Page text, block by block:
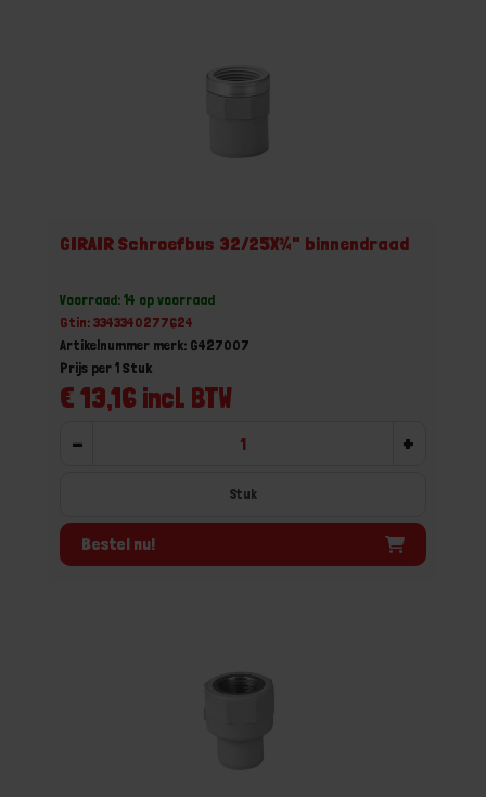
GIRAIR Schroefbus 32/25X¾" binnendraad
Voorraad: 14 op voorraad
Gtin: 3343340277624
Artikelnummer merk: G427007
€ 13,16 incl. BTW
Prijs per 1 Stuk
- +
Stuk
Bestel nu!